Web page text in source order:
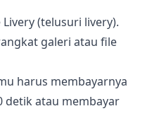
(telusuri livery).
galeri atau file
harus membayarnya
detik atau membayar